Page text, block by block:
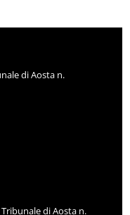
di Aosta n.
di Aosta n.